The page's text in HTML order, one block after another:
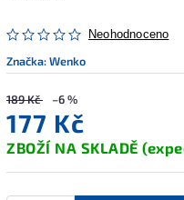
Neohodnoceno
Značka:Wenko
189 Kč –6 %
177 Kč
ZBOŽÍ NA SKLADĚ